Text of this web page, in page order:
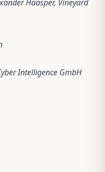
Haasper, Vineyard
Intelligence GmbH